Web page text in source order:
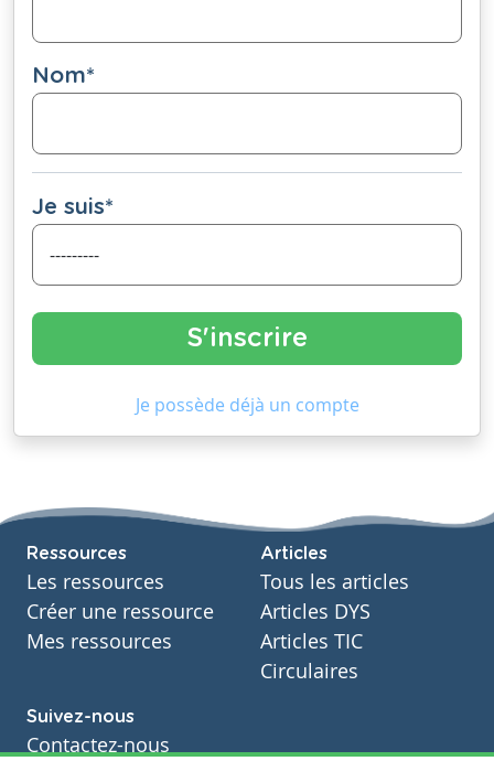
Nom*
Je suis*
Je possède déjà un compte
Ressources
Les ressources
Créer une ressource
Mes ressources
Articles
Tous les articles
Articles DYS
Articles TIC
Circulaires
Suivez-nous
Contactez-nous